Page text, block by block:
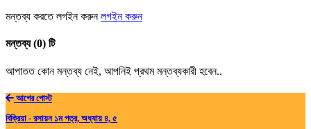
মন্তব্য করতে লগইন করুনলগইন করুন
মন্তব্য (0) টি
আপাতত কোন মন্তব্য নেই, আপনিই প্রথম মন্তব্যকারী হবেন..
আগের পোস্ট
বিক্রিয়া - রসায়ন ১ম পত্র, অধ্যায় ৪, ৫